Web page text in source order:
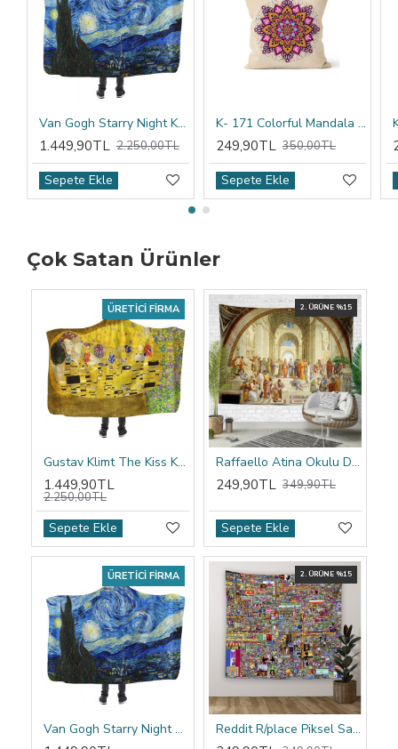
Van Gogh Starry Night Kapşonlu Battaniye
1.449,90TL 2.250,00TL
Sepete Ekle
K- 171 Colorful Mandala Tribal Çift Tarafı Baskılı Kırlent Kılıfı
249,90TL 350,00TL
Sepete Ekle
Çok Satan Ürünler
ÜRETICI FIRMA
Gustav Klimt The Kiss Kapşonlu Battaniye
1.449,90TL
2.250,00TL
Sepete Ekle
2. ÜRÜNE %15
Raffaello Atina Okulu Duvar Örtüsü
249,90TL 349,90TL
Sepete Ekle
ÜRETICI FIRMA
Van Gogh Starry Night Kapşonlu Battaniye
2. ÜRÜNE %15
Reddit R/place Piksel Sanatı Duvar Örtüsü